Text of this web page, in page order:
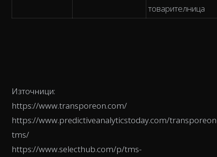
товарителница
Източници:
https://www.transporeon.com/
https://www.predictiveanalyticstoday.com/
tms/
https://www.selecthub.com/p/tms-